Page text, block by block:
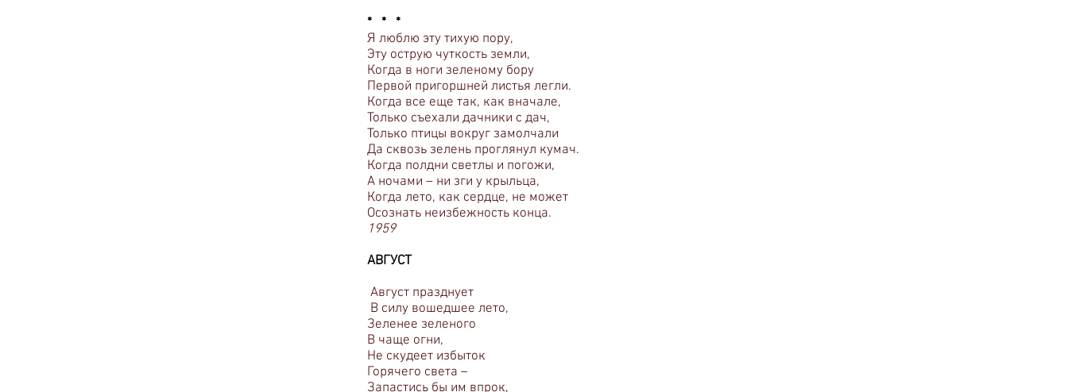
* * *
Я люблю эту тихую пору,
Эту острую чуткость земли,
Когда в ноги зеленому бору
Первой пригоршней листья легли.
Когда все еще так, как вначале,
Только съехали дачники с дач,
Только птицы вокруг замолчали
Да сквозь зелень проглянул кумач.
Когда полдни светлы и погожи,
А ночами – ни зги у крыльца,
Когда лето, как сердце, не может
Осознать неизбежность конца.
1959
АВГУСТ
Август празднует
В силу вошедшее лето,
Зеленее зеленого
В чаще огни,
Не скудеет избыток
Горячего света –
Запастись бы им впрок,